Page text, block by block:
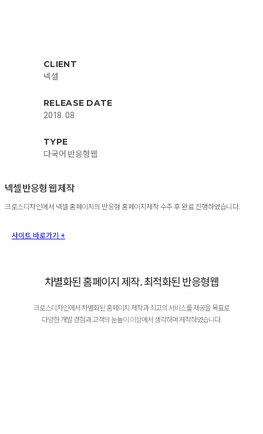
CLIENT
넥셀
RELEASE DATE
2018. 08
TYPE
다국어 반응형웹
넥셀 반응형 웹 제작
크로스디자인에서 넥셀 홈페이지의 반응형 홈페이지제작 수주 후 완료 진행하였습니다.
사이트 바로가기 +
차별화된 홈페이지 제작. 최적화된 반응형웹
크로스디자인에서 차별화된 홈페이지 제작과 최고의 서비스를 제공을 목표로
다양한 개발 경험과 고객의 눈높이 이상에서 생각하며 제작하였습니다.